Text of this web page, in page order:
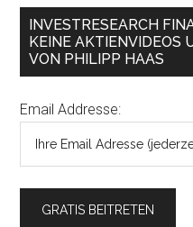
INVESTRESEARCH
KEINE AKTIENVIDEOS
VON PHILIPP HAAS
Email Addresse: